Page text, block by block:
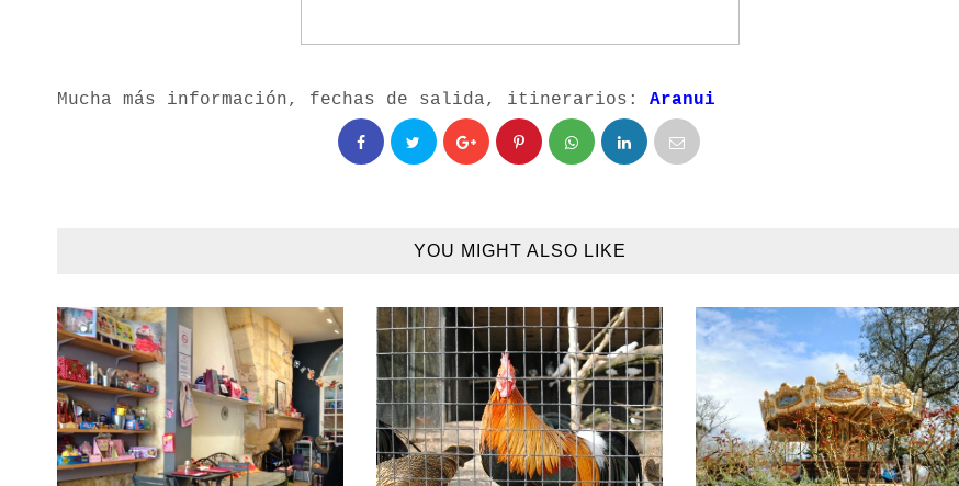
Mucha más información, fechas de salida, itinerarios: Aranui
YOU MIGHT ALSO LIKE